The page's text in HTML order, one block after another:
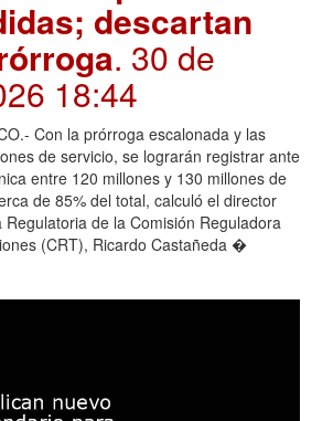
descartan
. 30 de
18:44
Con la prórroga escalonada y las
de servicio, se lograrán registrar ante
entre 120 millones y 130 millones de
de 85% del total, calculó el director
de la Comisión Reguladora
(CRT), Ricardo Castañeda �